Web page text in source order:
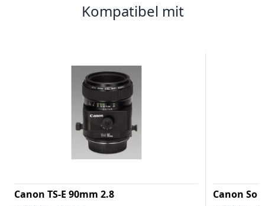
Kompatibel mit
Canon TS-E 90mm 2.8 Canon